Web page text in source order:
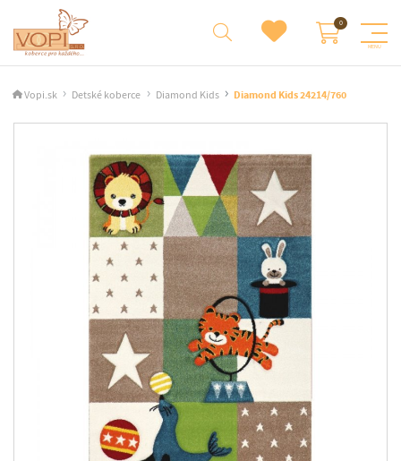
Vopi.sk Detské koberce Diamond Kids Diamond Kids 24214/760